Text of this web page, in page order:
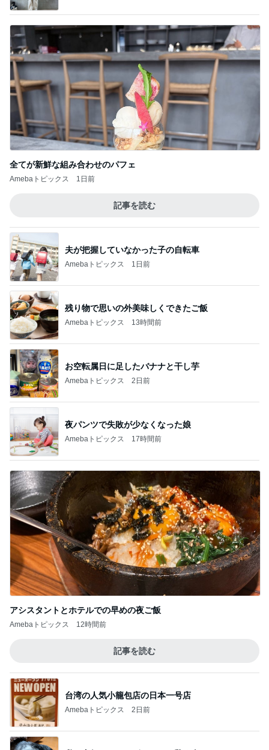
全てが新鮮な組み合わせのパフェ
Amebaトピックス 1日前
記事を読む
夫が把握していなかった子の自転車
Amebaトピックス 1日前
残り物で思いの外美味しくできたご飯
Amebaトピックス 13時間前
お空転属日に足したバナナと干し芋
Amebaトピックス 2日前
夜パンツで失敗が少なくなった娘
Amebaトピックス 17時間前
アシスタントとホテルでの早めの夜ご飯
Amebaトピックス 12時間前
記事を読む
台湾の人気小籠包店の日本一号店
Amebaトピックス 2日前